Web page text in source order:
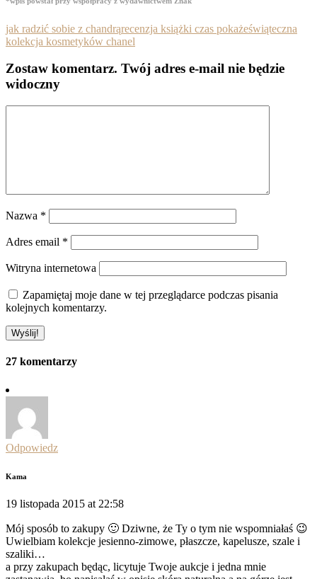
jak radzić sobie z chandrąrecenzja książki czas pokażeświąteczna
kolekcja kosmetyków chanel
Zostaw komentarz. Twój adres e-mail nie będzie
widoczny
Nazwa *
Adres email *
Witryna internetowa
Zapamiętaj moje dane w tej przeglądarce podczas pisania
kolejnych komentarzy.
27 komentarzy
Odpowiedz
Kama
19 listopada 2015 at 22:58
Mój sposób to zakupy 🙂 Dziwne, że Ty o tym nie wspomniałaś 😉
Uwielbiam kolekcje jesienno-zimowe, płaszcze, kapelusze, szale i
szaliki…
a przy zakupach będąc, licytuje Twoje aukcje i jedna mnie